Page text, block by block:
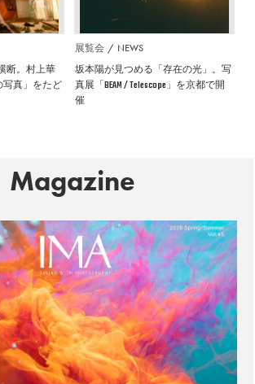
断。村上華
真」をたど
展覧会 NEWS
坂本陽が見つめる「存在の光」。写
真展「BEAM / Telescope」を京都で開
催
Magazine